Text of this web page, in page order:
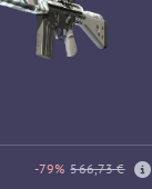
-79% 566,73 €